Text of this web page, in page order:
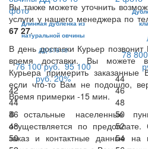
Вы также можете уточнить
услуги у нашего менеджера по
67 27.
В день доставки Курьер
время доставки. Вы можете в
Курьера примерить
если что-то Вам не подошло,
Время примерки -15 мин.
В остальные населенные
осуществляется по предоплате.
заказ и контактные данные на
Длинная дубленка из
натуральной овчины
ДД-316 тб
76 100 руб. 95 100
руб. 20%
42
44
46
48
50
78
44
46
48
50
52
54